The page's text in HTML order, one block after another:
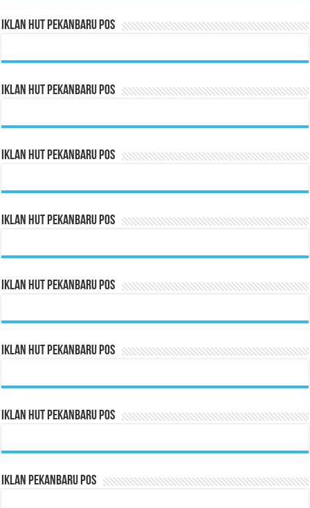
Iklan HUT Pekanbaru Pos
Iklan HUT Pekanbaru Pos
Iklan HUT Pekanbaru Pos
Iklan HUT Pekanbaru Pos
Iklan HUT Pekanbaru Pos
Iklan HUT Pekanbaru Pos
Iklan HUT Pekanbaru Pos
Iklan Pekanbaru Pos